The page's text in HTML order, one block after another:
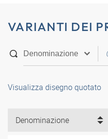
VARIANTI DEI
Visualizza disegno quotato
Denominazione